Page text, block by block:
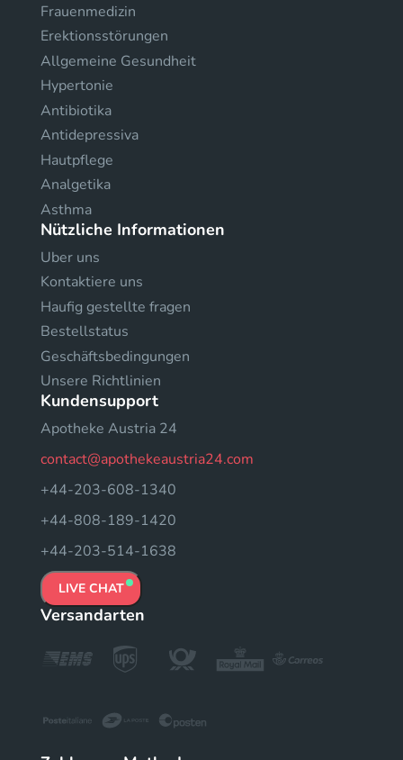
Frauenmedizin
Erektionsstörungen
Allgemeine Gesundheit
Hypertonie
Antibiotika
Antidepressiva
Hautpflege
Analgetika
Asthma
Nützliche Informationen
Uber uns
Kontaktiere uns
Haufig gestellte fragen
Bestellstatus
Geschäftsbedingungen
Unsere Richtlinien
Kundensupport
Apotheke Austria 24
contact@apothekeaustria24.com
+44-203-608-1340
+44-808-189-1420
+44-203-514-1638
LIVE CHAT
Versandarten